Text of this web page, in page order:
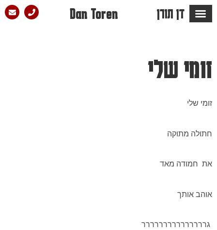
דן תורן Dan Toren
זומי שלי
זומי שלי
חתולה מתוקה
את חמודה מאד
אוהב אותך
גררררררררררררררר